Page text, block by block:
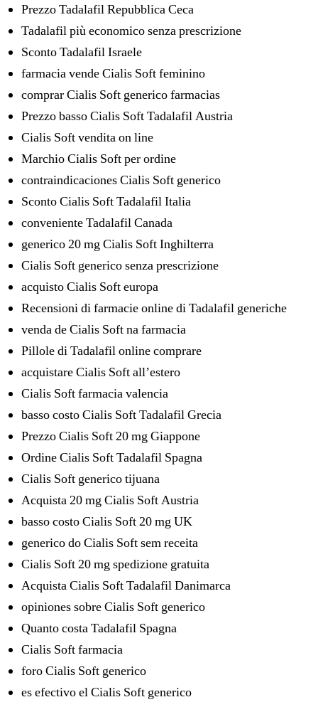
Prezzo Tadalafil Repubblica Ceca
Tadalafil più economico senza prescrizione
Sconto Tadalafil Israele
farmacia vende Cialis Soft feminino
comprar Cialis Soft generico farmacias
Prezzo basso Cialis Soft Tadalafil Austria
Cialis Soft vendita on line
Marchio Cialis Soft per ordine
contraindicaciones Cialis Soft generico
Sconto Cialis Soft Tadalafil Italia
conveniente Tadalafil Canada
generico 20 mg Cialis Soft Inghilterra
Cialis Soft generico senza prescrizione
acquisto Cialis Soft europa
Recensioni di farmacie online di Tadalafil generiche
venda de Cialis Soft na farmacia
Pillole di Tadalafil online comprare
acquistare Cialis Soft all’estero
Cialis Soft farmacia valencia
basso costo Cialis Soft Tadalafil Grecia
Prezzo Cialis Soft 20 mg Giappone
Ordine Cialis Soft Tadalafil Spagna
Cialis Soft generico tijuana
Acquista 20 mg Cialis Soft Austria
basso costo Cialis Soft 20 mg UK
generico do Cialis Soft sem receita
Cialis Soft 20 mg spedizione gratuita
Acquista Cialis Soft Tadalafil Danimarca
opiniones sobre Cialis Soft generico
Quanto costa Tadalafil Spagna
Cialis Soft farmacia
foro Cialis Soft generico
es efectivo el Cialis Soft generico